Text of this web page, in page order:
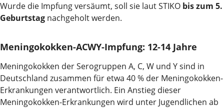
Wurde die Impfung versäumt, soll sie laut STIKO bis zum 5.
Geburtstag nachgeholt werden.
Meningokokken-ACWY-Impfung: 12-14 Jahre
Meningokokken der Serogruppen A, C, W und Y sind in
Deutschland zusammen für etwa 40 % der Meningokokken-
Erkrankungen verantwortlich. Ein Anstieg dieser
Meningokokken-Erkrankungen wird unter Jugendlichen ab